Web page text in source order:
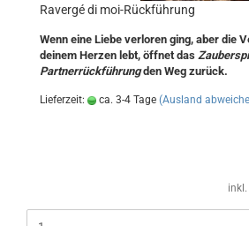
Ravergé di moi-Rückführung
Wenn eine Liebe verloren ging, aber die
deinem Herzen lebt, öffnet das
Partnerrückführungden Weg zurück.
Lieferzeit: ca. 3-4 Tage (Ausland